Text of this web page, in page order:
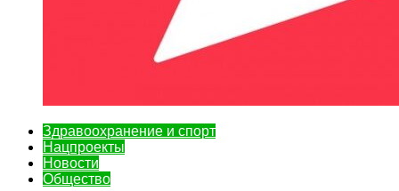
Здравоохранение и спорт
Нацпроекты
Новости
Общество